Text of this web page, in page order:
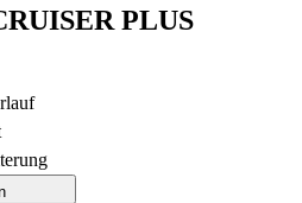
PLUS